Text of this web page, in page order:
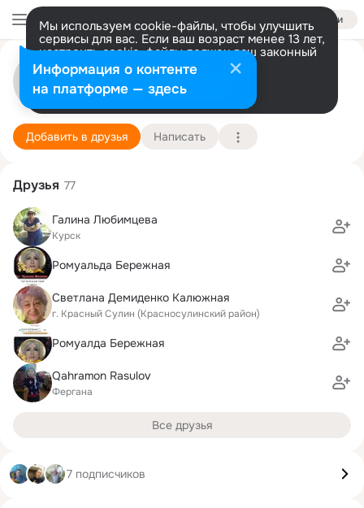
Войти
Мы используем cookie-файлы, чтобы улучшить
сервисы для вас. Если ваш возраст менее 13 лет,
настроить cookie-файлы должен ваш законный
представитель. Больше информации
Разрешить все Настроить
Юрий Цыбулин
Москва 5 декабря (55 лет)
Добавить в друзья Написать
Друзья 77
Галина Любимцева
Курск
Ромуальда Бережная
Светлана Демиденко Калюжная
г. Красный Сулин (Красносулинский район)
Ромуалда Бережная
Qahramon Rasulov
Фергана
Все друзья
7 подписчиков
Информация о контенте
на платформе — здесь